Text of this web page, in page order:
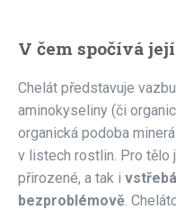
V čem spočívá
Chelát představuje
aminokyseliny (či
organická podoba
v listech rostlin. Pro tělo
přirozené, a tak i
bezproblémově.